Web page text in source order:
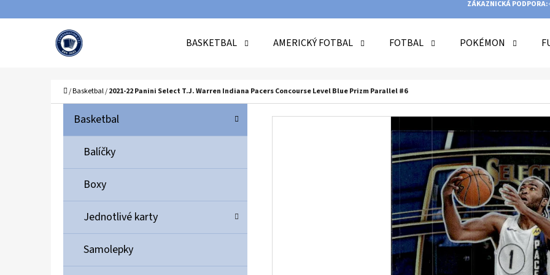
ZÁKAZNICKÁ PODPORA:
BASKETBAL AMERICKÝ FOTBAL FOTBAL POKÉMON
Domů
/Basketbal/2021-22 Panini Select T.J. Warren Indiana Pacers Concourse Level Blue Prizm Parallel #6
Přeskočit
kategorie
K
T
G
R
E
Basketbal
Balíčky
Boxy
Jednotlivé karty
Samolepky
Zpět
Zpět
DOPORUČUJEME